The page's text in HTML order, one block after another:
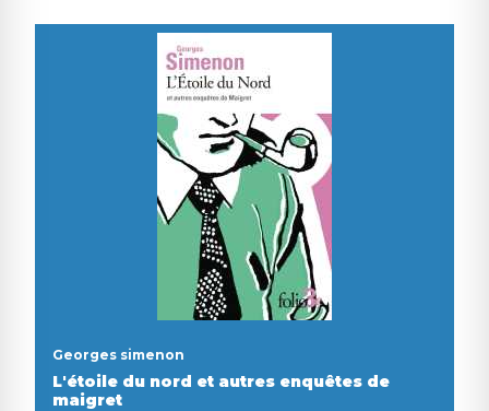
Georges simenon
L'étoile du nord et autres enquêtes de
maigret